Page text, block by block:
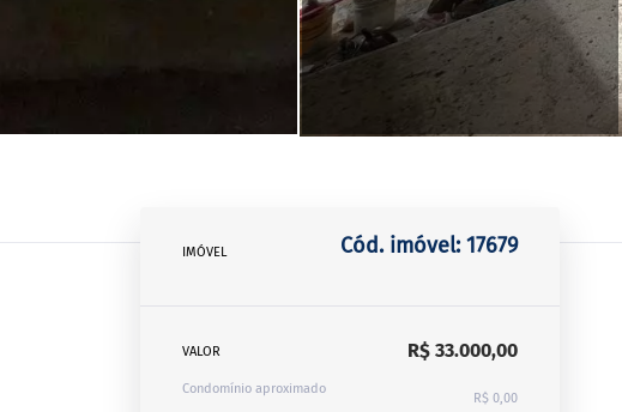
IMÓVEL Cód. imóvel: 17679
VALOR R$ 33.000,00
Condomínio aproximado
R$ 0,00